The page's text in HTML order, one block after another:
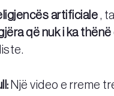
artificiale ,
që nuk i ka
Një video e rreme